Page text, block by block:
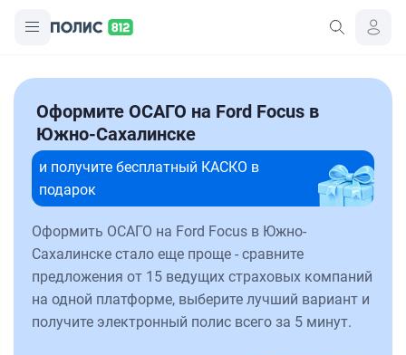
Оформите ОСАГО на Ford Focus в
Южно-Сахалинске
и получите бесплатный КАСКО в
подарок
Оформить ОСАГО на Ford Focus в Южно-
Сахалинске стало еще проще - сравните
предложения от 15 ведущих страховых компаний
на одной платформе, выберите лучший вариант и
получите электронный полис всего за 5 минут.